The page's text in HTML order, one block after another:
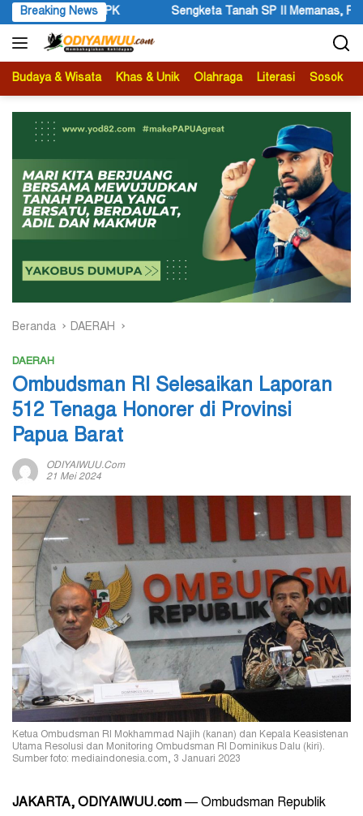
Langsung
ke
konten
Breaking News
Tanah SP II Memanas, Pengadilan Negeri Timika Tegaskan
Budaya & Wisata Khas & Unik Olahraga Literasi Sosok
Beranda DAERAH
DAERAH
Ombudsman RI Selesaikan Laporan
512 Tenaga Honorer di Provinsi
Papua Barat
ODIYAIWUU.com
21 Mei 2024
Ketua Ombudsman RI Mokhammad Najih (kanan) dan Kepala Keasistenan
Utama Resolusi dan Monitoring Ombudsman RI Dominikus Dalu (kiri).
Sumber foto: mediaindonesia.com, 3 Januari 2023
JAKARTA, ODIYAIWUU.com — Ombudsman Republik